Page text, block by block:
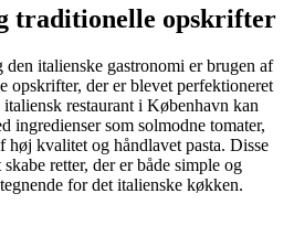
traditionelle opskrifter
den italienske gastronomi er brugen af
opskrifter, der er blevet perfektioneret
italiensk restaurant i København kan
ingredienser som solmodne tomater,
kvalitet og håndlavet pasta. Disse
retter, der er både simple og
for det italienske køkken.